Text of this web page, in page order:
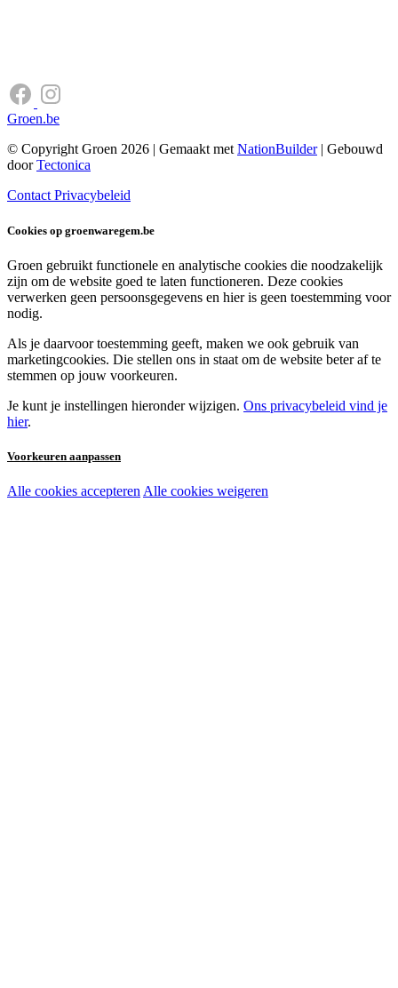
Groen.be
© Copyright Groen 2026 | Gemaakt metNationBuilder| Gebouwd
doorTectonica
ContactPrivacybeleid
Cookies op groenwaregem.be
Groen gebruikt functionele en analytische cookies die noodzakelijk
zijn om de website goed te laten functioneren. Deze cookies
verwerken geen persoonsgegevens en hier is geen toestemming voor
nodig.
Als je daarvoor toestemming geeft, maken we ook gebruik van
marketingcookies. Die stellen ons in staat om de website beter af te
stemmen op jouw voorkeuren.
Je kunt je instellingen hieronder wijzigen. Ons privacybeleid vind je
hier.
Voorkeuren aanpassen
Noodzakelijke cookies:
Alle cookies accepteren Alle cookies weigeren